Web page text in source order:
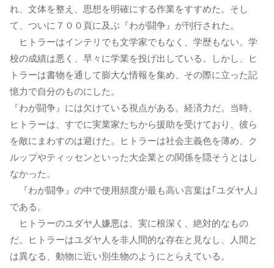
れ、文体を整え、思想を明確にする作業をすすめた。そし
て、ついに７００頁に及ぶ『わが闘争』が刊行された。
ヒトラーはインテリでも文学家でもなく、学歴もない。学
校の成績は悪く、早々に学業を投げ出している。しかし、ヒ
トラーは書物を通して膨大な情報を集め、その際に立った記
憶力で自分のものにした。
『わが闘争』には欠けている視点がある。経済力だ。当時、
ヒトラーは、すでに実業家たちから援助を受けており、彼ら
を敵にまわすのは避けた。ヒトラーは社会主義色を薄め、ク
ルップやティッセンといった大企業との関係を隠そうとはし
なかった。
『わが闘争』の中で使用頻度が最も高い言葉は｢ユダヤ人｣
である。
ヒトラーのユダヤ人嫌悪は、実に根深く、絶対的なもの
だ。ヒトラーはユダヤ人を非人間的な存在と見なし、人間と
は異なる、動物に近い別生物のようにとらえている。